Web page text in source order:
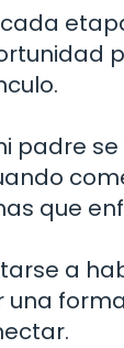
padre se
que
a
una forma